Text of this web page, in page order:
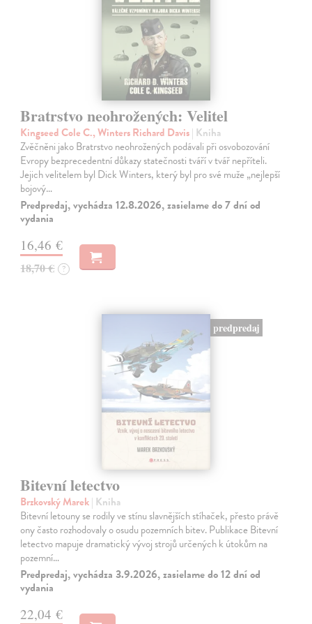
Bratrstvo neohrožených: Velitel
Kingseed Cole C., Winters Richard Davis| Kniha
Zvěčněni jako Bratrstvo neohrožených podávali při osvobozování
Evropy bezprecedentní důkazy statečnosti tváří v tvář nepříteli.
Jejich velitelem byl Dick Winters, který byl pro své muže „nejlepší
bojový…
Predpredaj, vychádza 12.8.2026, zasielame do 7 dní od
vydania
16,46 €
18,70 € ?
predpredaj
Bitevní letectvo
Brzkovský Marek| Kniha
Bitevní letouny se rodily ve stínu slavnějších stíhaček, přesto právě
ony často rozhodovaly o osudu pozemních bitev. Publikace Bitevní
letectvo mapuje dramatický vývoj strojů určených k útokům na
pozemní…
Predpredaj, vychádza 3.9.2026, zasielame do 12 dní od
vydania
22,04 €